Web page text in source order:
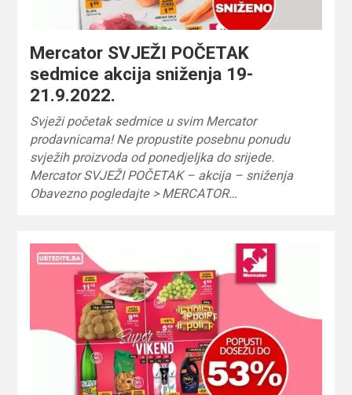
Mercator SVJEŽI POČETAK
sedmice akcija sniženja 19-
21.9.2022.
Svježi početak sedmice u svim Mercator
prodavnicama! Ne propustite posebnu ponudu
svježih proizvoda od ponedjeljka do srijede.
Mercator SVJEŽI POČETAK – akcija – sniženja
Obavezno pogledajte > MERCATOR…